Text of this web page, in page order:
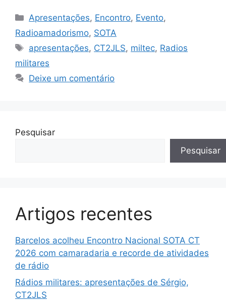
Categorias
Apresentações, Encontro, Evento,
Radioamadorismo, SOTA
Etiquetas
apresentações, CT2JLS, miltec, Radios
militares
Deixe um comentário
Pesquisar
Pesquisar
Artigos recentes
Barcelos acolheu Encontro Nacional SOTA CT
2026 com camaradaria e recorde de atividades
de rádio
Rádios militares: apresentações de Sérgio,
CT2JLS